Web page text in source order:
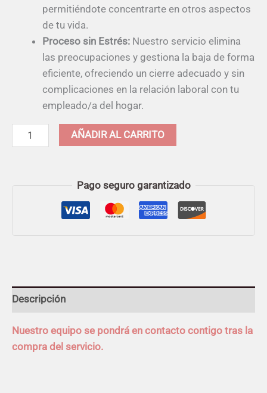
permitiéndote concentrarte en otros aspectos
de tu vida.
Proceso sin Estrés: Nuestro servicio elimina
las preocupaciones y gestiona la baja de forma
eficiente, ofreciendo un cierre adecuado y sin
complicaciones en la relación laboral con tu
empleado/a del hogar.
AÑADIR AL CARRITO
Pago seguro garantizado
Descripción
Nuestro equipo se pondrá en contacto contigo tras la
compra del servicio.